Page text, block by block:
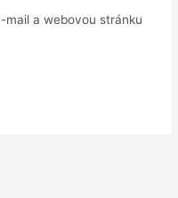
mail a webovou stránku